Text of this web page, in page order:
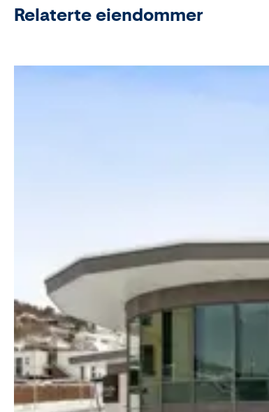
Relaterte eiendommer